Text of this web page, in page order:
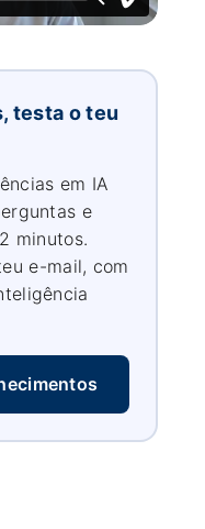
testa o teu
em IA
e
minutos.
e-mail, com